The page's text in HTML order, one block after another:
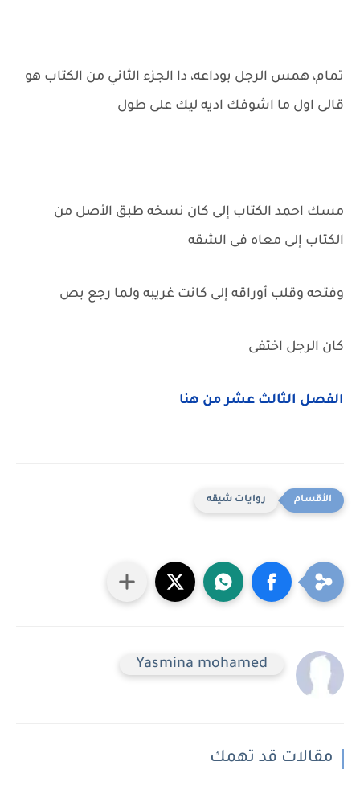
تمام، همس الرجل بوداعه، دا الجزء الثاني من الكتاب هو
قالى اول ما اشوفك اديه ليك على طول
مسك احمد الكتاب إلى كان نسخه طبق الأصل من
الكتاب إلى معاه فى الشقه
وفتحه وقلب أوراقه إلى كانت غريبه ولما رجع بص
كان الرجل اختفى
الفصل الثالث عشر من هنا
روايات شيقه
Yasmina mohamed
مقالات قد تهمك